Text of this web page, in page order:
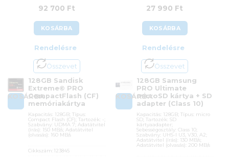
92 700 Ft
KOSÁRBA
Rendelésre
Összevet
KOSÁRBA
128GB Sandisk
Extreme© PRO
CompactFlash (CF)
memóriakártya
Kapacitás: 128GB; Típus:
Compact Flash (CF); Tartozék: -;
Szabvány: UDMA 7; Adatátvitel
(írás): 150 MB/s; Adatátvitel
(olvasás): 160 MB/s
Cikkszám:123845
27 990 Ft
KOSÁRBA
Rendelésre
Összevet
KOSÁRBA
128GB Samsung
PRO Ultimate
microSD kártya + SD
adapter (Class 10)
Kapacitás: 128GB; Típus: micro
SD; Tartozék: SD
kártyaadapter;
Sebességosztály: Class 10;
Szabvány: UHS-I U3, V30, A2;
Adatátvitel (írás): 130 MB/s;
Adatátvitel (olvasás): 200 MB/s